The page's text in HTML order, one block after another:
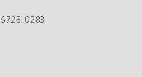
0283